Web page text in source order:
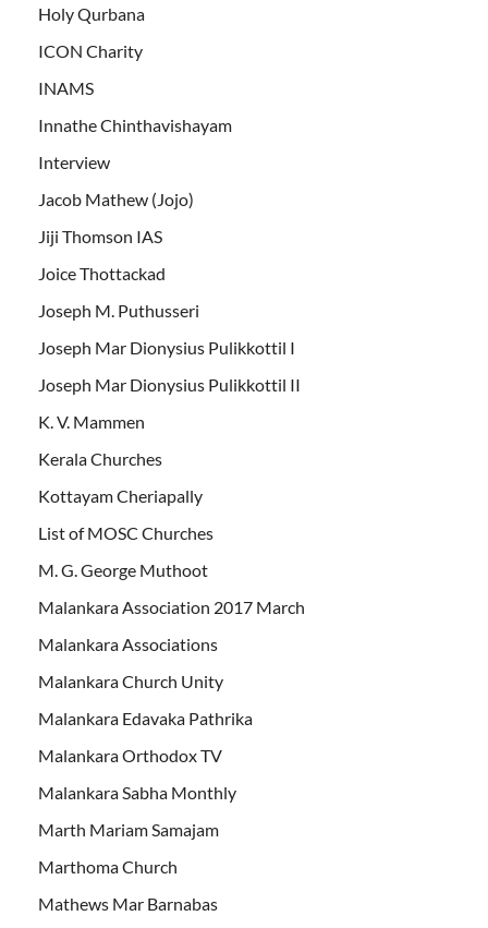
Holy Qurbana
ICON Charity
INAMS
Innathe Chinthavishayam
Interview
Jacob Mathew (Jojo)
Jiji Thomson IAS
Joice Thottackad
Joseph M. Puthusseri
Joseph Mar Dionysius Pulikkottil I
Joseph Mar Dionysius Pulikkottil II
K. V. Mammen
Kerala Churches
Kottayam Cheriapally
List of MOSC Churches
M. G. George Muthoot
Malankara Association 2017 March
Malankara Associations
Malankara Church Unity
Malankara Edavaka Pathrika
Malankara Orthodox TV
Malankara Sabha Monthly
Marth Mariam Samajam
Marthoma Church
Mathews Mar Barnabas